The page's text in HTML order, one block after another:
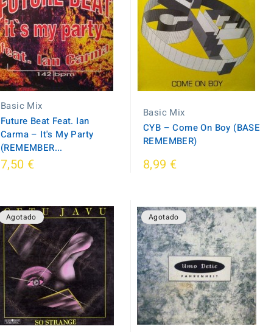
Basic Mix
Future Beat Feat. Ian
Carma – It's My Party
(REMEMBER...
7,50 €
Basic Mix
CYB – Come On Boy (BASE
REMEMBER)
8,99 €
Agotado Agotado